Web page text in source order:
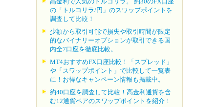
の「トルコリラ/円」のスワップポイントを
調査して比較！
少額から取引可能で損失や取引時間が限定
的なバイナリーオプションが取引できる国
内全7口座を徹底比較。
MT4おすすめFX口座比較！「スプレッド」
や「スワップポイント」で比較して一覧表
に！お得なキャンペーン情報も掲載中。
約40口座を調査して比較！高金利通貨を含
む12通貨ペアのスワップポイントを紹介！